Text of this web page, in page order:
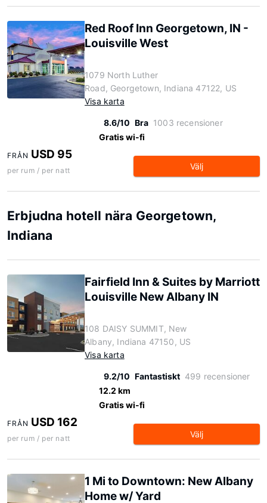
Red Roof Inn Georgetown, IN -
Louisville West
1079 North Luther
Road, Georgetown, Indiana 47122, US
Visa karta
8.6/10 Bra 1003 recensioner
Gratis wi-fi
FRÅN USD 95
per rum / per natt Välj
Erbjudna hotell nära Georgetown,
Indiana
Fairfield Inn & Suites by Marriott
Louisville New Albany IN
108 DAISY SUMMIT, New
Albany, Indiana 47150, US
Visa karta
9.2/10 Fantastiskt 499 recensioner
12.2 km
Gratis wi-fi
FRÅN USD 162
per rum / per natt Välj
1 Mi to Downtown: New Albany
Home w/ Yard